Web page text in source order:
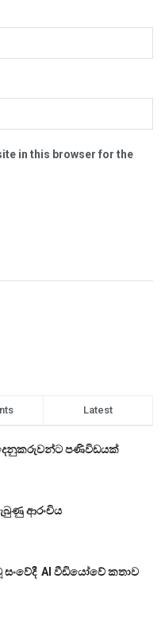
in this browser for the
Latest
පණිවිඩයක්
ආරංචිය
AI වීඩියෝවේ කතාව